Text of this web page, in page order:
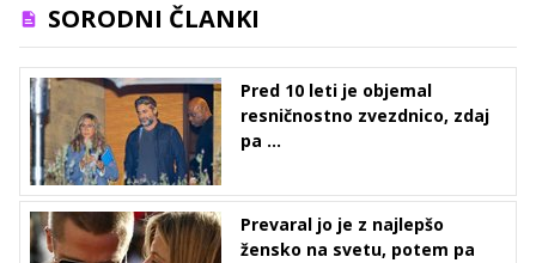
SORODNI ČLANKI
Pred 10 leti je objemal
resničnostno zvezdnico, zdaj
pa ...
Prevaral jo je z najlepšo
žensko na svetu, potem pa